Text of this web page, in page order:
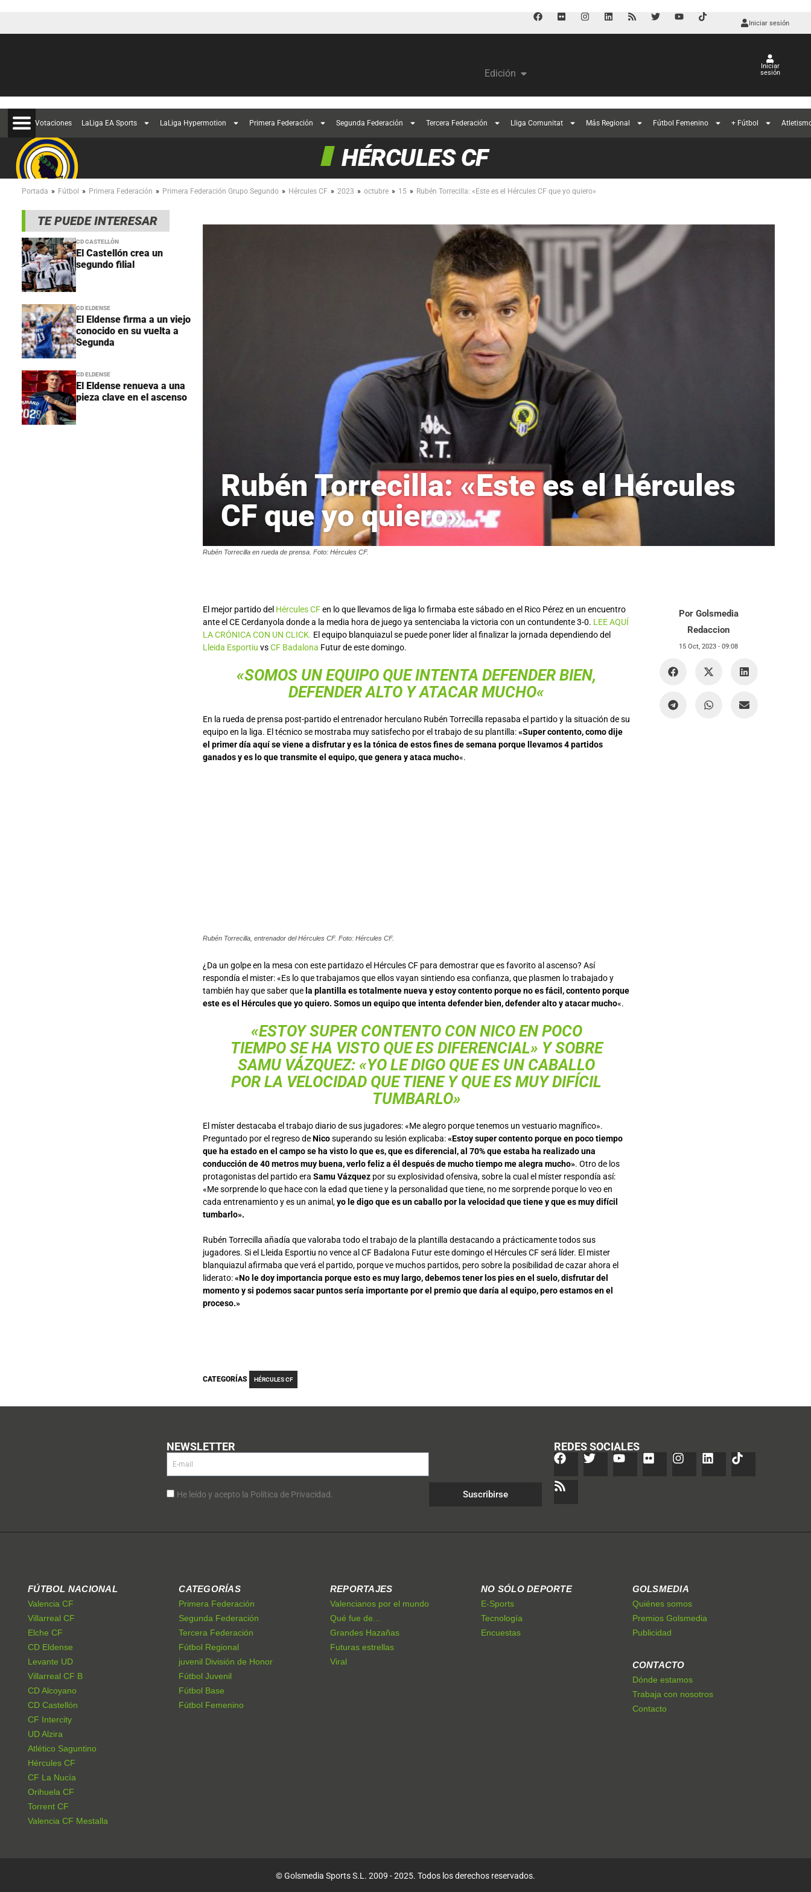
Iniciar sesión
Edición
Iniciar
sesión
Votaciones LaLiga EA Sports LaLiga Hypermotion Primera Federación Segunda Federación Tercera Federación Lliga Comunitat Más Regional Fútbol Femenino + Fútbol
HÉRCULES CF
Portada » Fútbol » Primera Federación » Primera Federación Grupo Segundo » Hércules CF » 2023 » octubre » 15 » Rubén Torrecilla: «Este es el Hércules CF que yo quiero»
TE PUEDE INTERESAR
CD CASTELLÓN
El Castellón crea un
segundo filial
CD ELDENSE
El Eldense firma a un viejo
conocido en su vuelta a
Segunda
CD ELDENSE
El Eldense renueva a una
pieza clave en el ascenso
Rubén Torrecilla: «Este es el Hércules
CF que yo quiero»
Rubén Torrecilla en rueda de prensa. Foto: Hércules CF.
El mejor partido del Hércules CFen lo que llevamos de liga lo firmaba este sábado en el Rico Pérez en un encuentro
ante el CE Cerdanyola donde a la media hora de juego ya sentenciaba la victoria con un contundente 3-0. LEE AQUÍ
LA CRÓNICA CON UN CLICK. El equipo blanquiazul se puede poner líder al finalizar la jornada dependiendo del
Lleida Esportiu vsCF Badalona Futur de este domingo.
«SOMOS UN EQUIPO QUE INTENTA DEFENDER BIEN,
DEFENDER ALTO Y ATACAR MUCHO«
En la rueda de prensa post-partido el entrenador herculano Rubén Torrecilla repasaba el partido y la situación de su
equipo en la liga. El técnico se mostraba muy satisfecho por el trabajo de su plantilla:«Super contento, como dije
el primer día aquí se viene a disfrutar y es la tónica de estos fines de semana porque llevamos 4 partidos
ganados y es lo que transmite el equipo, que genera y ataca mucho«.
Rubén Torrecilla, entrenador del Hércules CF. Foto: Hércules CF.
¿Da un golpe en la mesa con este partidazo el Hércules CF para demostrar que es favorito al ascenso? Así
respondía el mister: «Es lo que trabajamos que ellos vayan sintiendo esa confianza, que plasmen lo trabajado y
también hay que saber que la plantilla es totalmente nueva y estoy contento porque no es fácil, contento porque
este es el Hércules que yo quiero. Somos un equipo que intenta defender bien, defender alto y atacar mucho«.
«ESTOY SUPER CONTENTO CON NICO EN POCO
TIEMPO SE HA VISTO QUE ES DIFERENCIAL» Y SOBRE
SAMU VÁZQUEZ: «YO LE DIGO QUE ES UN CABALLO
POR LA VELOCIDAD QUE TIENE Y QUE ES MUY DIFÍCIL
TUMBARLO»
El míster destacaba el trabajo diario de sus jugadores: «Me alegro porque tenemos un vestuario magnífico».
Preguntado por el regreso deNicosuperando su lesión explicaba:«Estoy super contento porque en poco tiempo
que ha estado en el campo se ha visto lo que es, que es diferencial, al 70% que estaba ha realizado una
conducción de 40 metros muy buena, verlo feliz a él después de mucho tiempo me alegra mucho». Otro de los
protagonistas del partido era Samu Vázquez por su explosividad ofensiva, sobre la cual el míster respondía así:
«Me sorprende lo que hace con la edad que tiene y la personalidad que tiene, no me sorprende porque lo veo en
cada entrenamiento y es un animal,yo le digo que es un caballo por la velocidad que tiene y que es muy difícil
tumbarlo».
Rubén Torrecilla añadía que valoraba todo el trabajo de la plantilla destacando a prácticamente todos sus
jugadores. Si el Lleida Esportiu no vence al CF Badalona Futur este domingo el Hércules CF será líder. El mister
blanquiazul afirmaba que verá el partido, porque ve muchos partidos, pero sobre la posibilidad de cazar ahora el
liderato:«No le doy importancia porque esto es muy largo, debemos tener los pies en el suelo, disfrutar del
momento y si podemos sacar puntos sería importante por el premio que daría al equipo, pero estamos en el
proceso.»
Por Golsmedia
Redaccion
15 Oct, 2023 - 09:08
CATEGORÍAS HÉRCULES CF
NEWSLETTER
He leído y acepto la Política de Privacidad. Suscribirse
REDES SOCIALES
FÚTBOL NACIONAL
Valencia CF
Villarreal CF
Elche CF
CD Eldense
Levante UD
Villarreal CF B
CD Alcoyano
CD Castellón
CF Intercity
UD Alzira
Atlético Saguntino
Hércules CF
CF La Nucía
Orihuela CF
Torrent CF
Valencia CF Mestalla
CATEGORÍAS
Primera Federación
Segunda Federación
Tercera Federación
Fútbol Regional
juvenil División de Honor
Fútbol Juvenil
Fútbol Base
Fútbol Femenino
REPORTAJES
Valencianos por el mundo
Qué fue de...
Grandes Hazañas
Futuras estrellas
Viral
NO SÓLO DEPORTE
E-Sports
Tecnología
Encuestas
GOLSMEDIA
Quiénes somos
Premios Golsmedia
Publicidad
CONTACTO
Dónde estamos
Trabaja con nosotros
Contacto
© Golsmedia Sports S.L. 2009 - 2025. Todos los derechos reservados.